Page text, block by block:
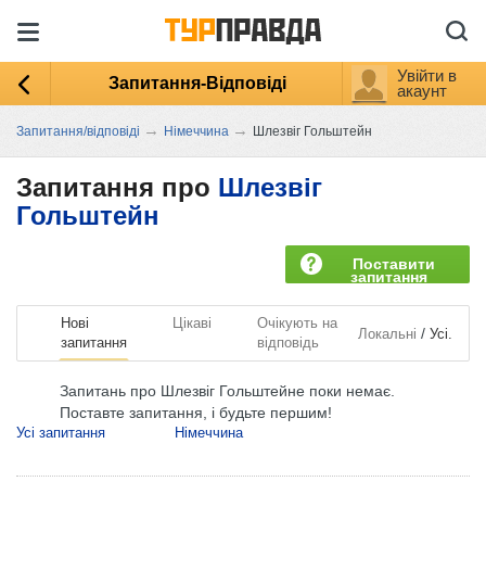
Запитання-Відповіді
Увійти в
акаунт
Запитання/відповіді → Німеччина → Шлезвіг Гольштейн
Запитання про Шлезвіг
Гольштейн
Поставити
запитання
Нові
запитання
Цікаві
Очікують на
відповідь
Локальні / Усі.
Запитань про Шлезвіг Гольштейне поки немає.
Поставте запитання, і будьте першим!
Усі запитання Німеччина